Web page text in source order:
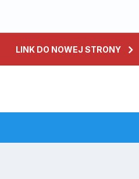
LINK DO NOWEJ STRONY